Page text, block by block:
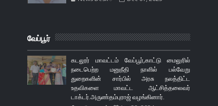
வேப்பூர்
கடலூர் மாவட்டம் வேப்பூர்,காட்டு மைலுரில்
நடைபெற்ற மனுநீதி நாளில் பல்வேறு
துறைகளின் சார்பில் அரசு நலத்திட்ட
உதவிகளை மாவட்ட ஆட்சித்தலைவர்
டாக்டர்.அருண்தம்புராஜ் வழங்கினார்.